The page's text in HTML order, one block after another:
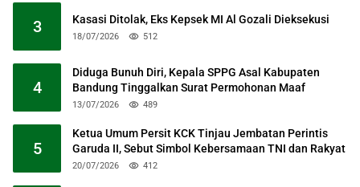
3 Kasasi Ditolak, Eks Kepsek MI Al Gozali Dieksekusi
18/07/2026 512
4
Diduga Bunuh Diri, Kepala SPPG Asal Kabupaten
Bandung Tinggalkan Surat Permohonan Maaf
13/07/2026 489
5
Ketua Umum Persit KCK Tinjau Jembatan Perintis
Garuda II, Sebut Simbol Kebersamaan TNI dan Rakyat
20/07/2026 412